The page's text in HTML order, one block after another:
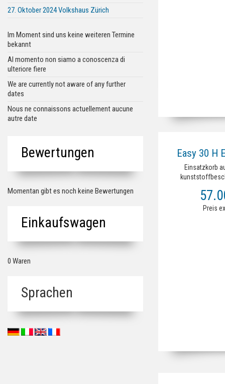
27. Oktober 2024 Volkshaus Zürich
Im Moment sind uns keine weiteren Termine
bekannt
Al momento non siamo a conoscenza di
ulteriore fiere
We are currently not aware of any further
dates
Nous ne connaissons actuellement aucune
autre date
Bewertungen
Momentan gibt es noch keine Bewertungen
Einkaufswagen
0 Waren
Sprachen
Easy 30 H
Einsatzkorb
mm
Preis